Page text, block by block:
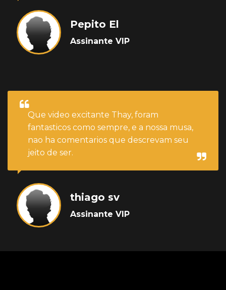
Pepito El
Assinante VIP
Que video excitante Thay, foram
fantasticos como sempre, e a nossa musa,
nao ha comentarios que descrevam seu
jeito de ser.
thiago sv
Assinante VIP